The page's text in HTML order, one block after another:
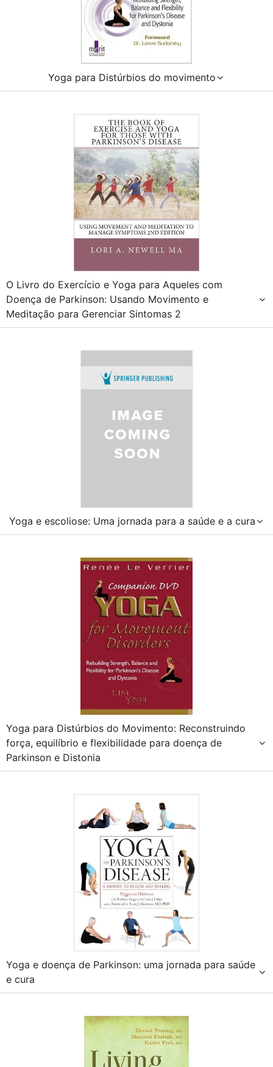
Yoga para Distúrbios do movimento
O Livro do Exercício e Yoga para Aqueles com
Doença de Parkinson: Usando Movimento e
Meditação para Gerenciar Sintomas 2
Yoga e escoliose: Uma jornada para a saúde e a cura
Yoga para Distúrbios do Movimento: Reconstruindo
força, equilíbrio e flexibilidade para doença de
Parkinson e Distonia
Yoga e doença de Parkinson: uma jornada para saúde
e cura